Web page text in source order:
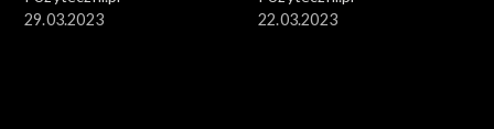
29.03.2023
22.03.2023